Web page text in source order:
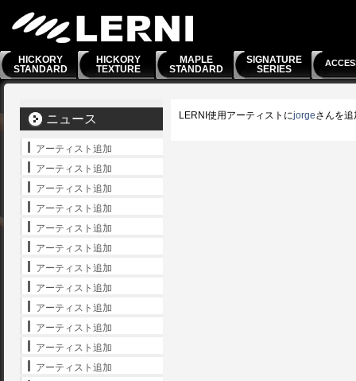
HICKORY
STANDARD
HICKORY
TEXTURE
MAPLE
STANDARD
SIGNATURE
SERIES
LERNI使用アーティストにjorgeさんを
ニュース
アーティスト追加
アーティスト追加
アーティスト追加
アーティスト追加
アーティスト追加
アーティスト追加
アーティスト追加
アーティスト追加
アーティスト追加
アーティスト追加
アーティスト追加
アーティスト追加